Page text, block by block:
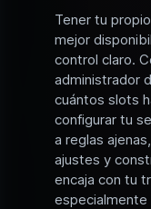
Tener tu
mejor
control claro.
administrador
cuántos slots
configurar tu
a reglas
ajustes y
encaja con tu
especialmente